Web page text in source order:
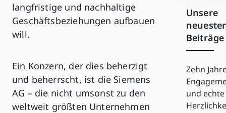
langfristige und nachhaltige
Geschäftsbeziehungen aufbauen
will.
Ein Konzern, der dies beherzigt
und beherrscht, ist die Siemens
AG – die nicht umsonst zu den
weltweit größten Unternehmen
Unsere
Beiträge
Zehn
und echte